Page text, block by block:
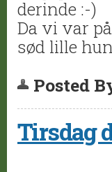
derinde :-)
Da vi var
sød lille
Posted
Tirsdag